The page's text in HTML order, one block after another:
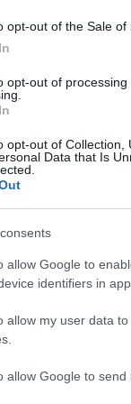
opt-out of the Sale of
opt-out of
opt-out of Collection,
Data that Is
allow Google to
identifiers in
allow my user data
allow Google to
honlapján
vagy rákkeltő
gyakran
hanem – ahol
azok
például lenyelés,